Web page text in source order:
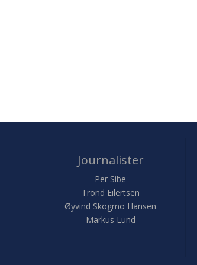
Journalister
Per Sibe
Trond Eilertsen
Øyvind Skogmo Hansen
Markus Lund